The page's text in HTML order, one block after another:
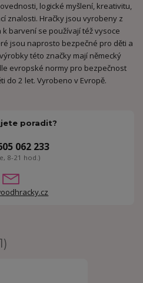
logické myšlení, kreativitu,
znalosti. Hračky jsou vyrobeny z
barvení se používají též vysoce
jsou naprosto bezpečné pro děti a
této značky mají německý
evropské normy pro bezpečnost
do 2 let. Vyrobeno v Evropě.
poradit?
062 233
8-21 hod.)